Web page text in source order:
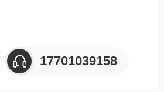
17701039158